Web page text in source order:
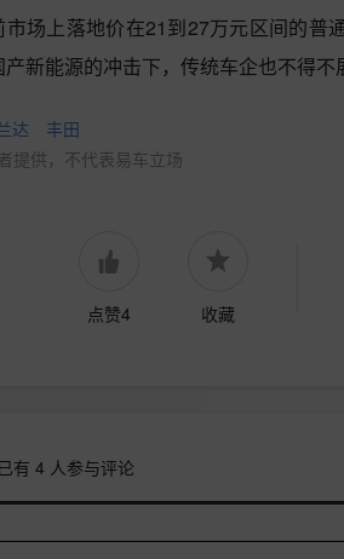
市场上落地价在21到27万元区间的普
产新能源的冲击下，传统车企也不得
达
丰田
提供，不代表易车立场
点赞4 收藏
有 4 人参与评论